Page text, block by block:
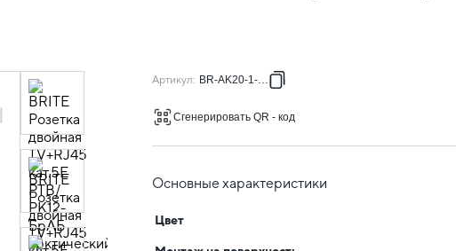
Артикул: BR-AK20-1-K91
Сгенерировать QR - код
Основные характеристики
Цвет